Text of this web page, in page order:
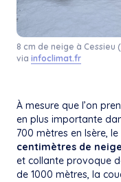
8 cm de neige à Cessieu
via infoclimat.fr
À mesure que l’on
en plus importante
700 mètres en Isère,
centimètres de neige
et collante provoque
de 1000 mètres, la